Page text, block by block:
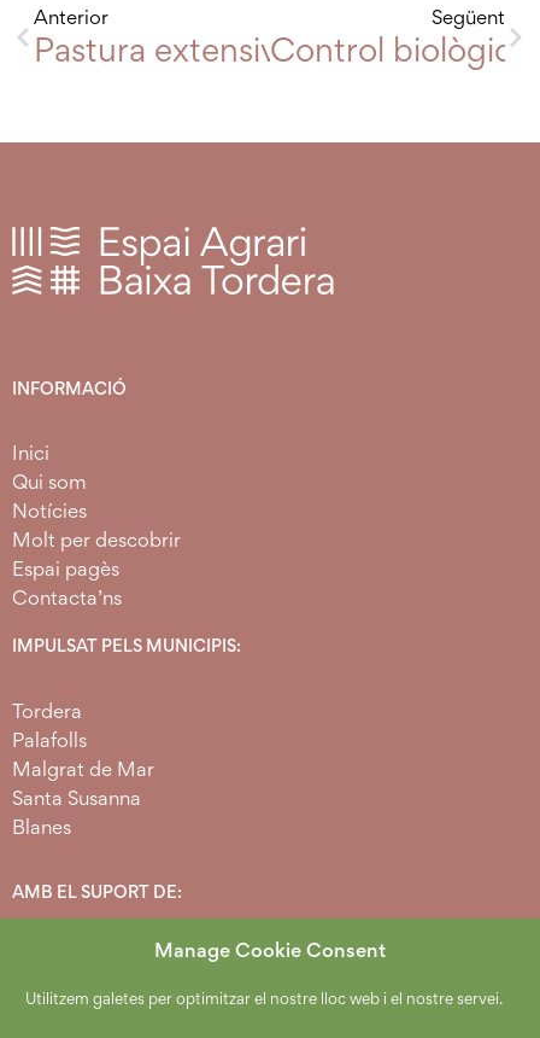
Manage Cookie Consent
Utilitzem galetes per optimitzar el nostre lloc web i el nostre servei.
Anterior
Pastura extensiva de xais: carn
Següent
Control biològic
INFORMACIÓ
Inici
Qui som
Notícies
Molt per descobrir
Espai pagès
Contacta’ns
IMPULSAT PELS MUNICIPIS:
Tordera
Palafolls
Malgrat de Mar
Santa Susanna
Blanes
AMB EL SUPORT DE: